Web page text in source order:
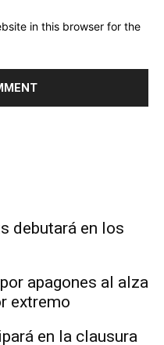
in this browser for the
debutará en los
apagones al alza
extremo
en la clausura